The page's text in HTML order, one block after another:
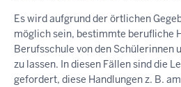
Es wird aufgrund der örtlichen
möglich sein, bestimmte berufliche
Berufsschule von den Schülerinnen
zu lassen. In diesen Fällen sind die
gefordert, diese Handlungen z. B.